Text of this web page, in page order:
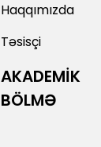
Haqqımızda
Təsisçi
AKADEMİK
BÖLMƏ